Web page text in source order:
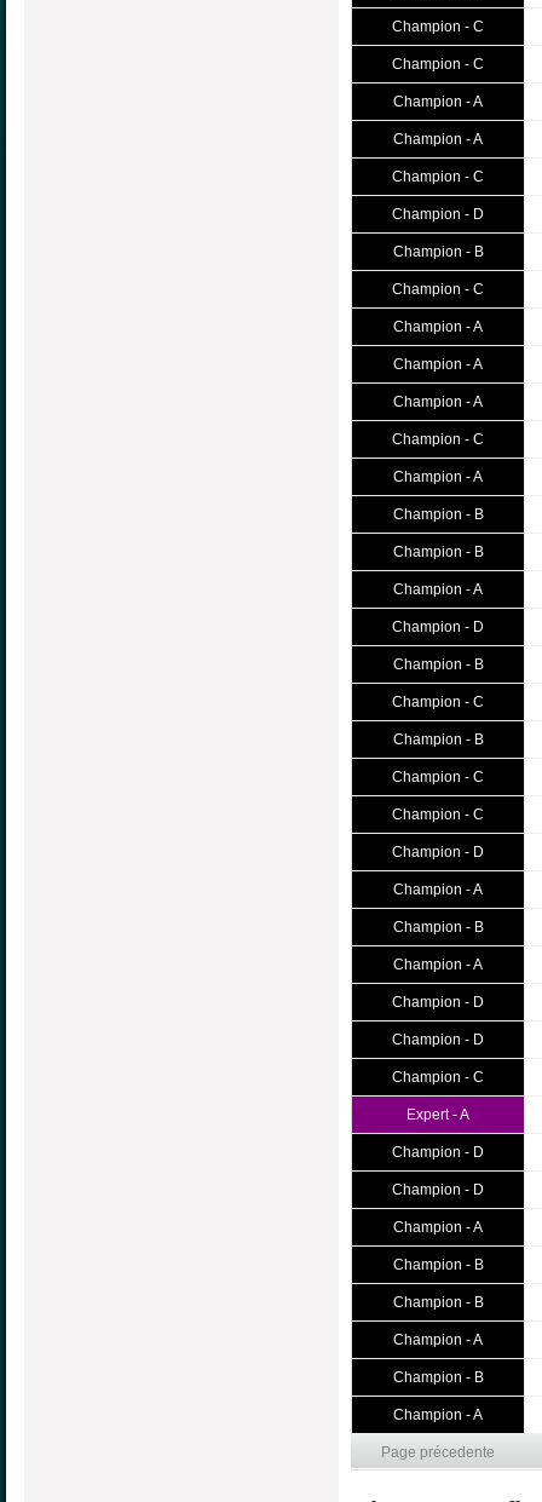
Champion - C
Champion - C
Champion - A
Champion - A
Champion - C
Champion - D
Champion - B
Champion - C
Champion - A
Champion - A
Champion - A
Champion - C
Champion - A
Champion - B
Champion - B
Champion - A
Champion - D
Champion - B
Champion - C
Champion - B
Champion - C
Champion - C
Champion - D
Champion - A
Champion - B
Champion - A
Champion - D
Champion - D
Champion - C
Expert - A
Champion - D
Champion - D
Champion - A
Champion - B
Champion - B
Champion - A
Champion - B
Champion - A
Page précedente